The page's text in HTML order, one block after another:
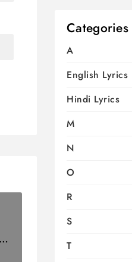
Categories
A
English Lyrics
Hindi Lyrics
M
N
O
R
S
T